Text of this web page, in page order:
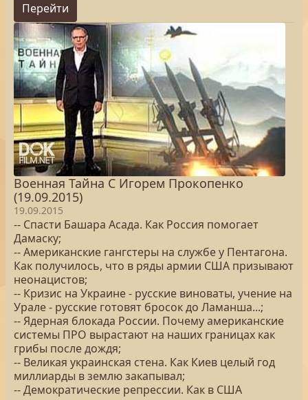
Перейти
Военная Тайна С Игорем Прокопенко
(19.09.2015)
19.09.2015
-- Спасти Башара Асада. Как Россия помогает
Дамаску;
-- Американские гангстеры на службе у Пентагона.
Как получилось, что в ряды армии США призывают
неонацистов;
-- Кризис на Украине - русские виноваты, учение на
Урале - русские готовят бросок до Ламанша...;
-- Ядерная блокада России. Почему американские
системы ПРО вырастают на наших границах как
грибы после дождя;
-- Великая украинская стена. Как Киев целый год
миллиарды в землю закапывал;
-- Демократические репрессии. Как в США